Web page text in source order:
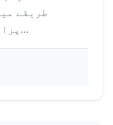
طریقے
پرائیویسی اور وہ خصوصیات فراہم کرت...